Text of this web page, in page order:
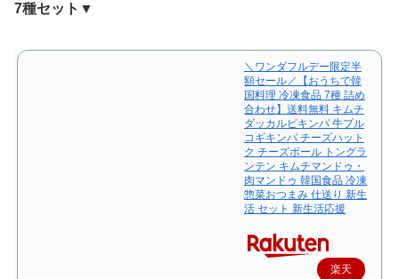
7種セット▼
＼ワンダフルデー限定半
額セール／【おうちで韓
国料理 冷凍食品 7種 詰め
合わせ】送料無料 キムチ
ダッカルビキンパ 牛プル
コギキンパ チーズハット
ク チーズボール トングラ
ンテン キムチマンドゥ・
肉マンドゥ 韓国食品 冷凍
惣菜おつまみ 仕送り 新生
活 セット 新生活応援
楽天